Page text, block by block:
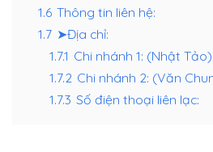
1.6 Thông tin liên hệ:
1.7 ➤Địa chỉ:
1.7.1 Chi nhánh 1: (Nhật Tảo)
1.7.2 Chi nhánh 2: (Văn
1.7.3 Số điện thoại liên lạc: